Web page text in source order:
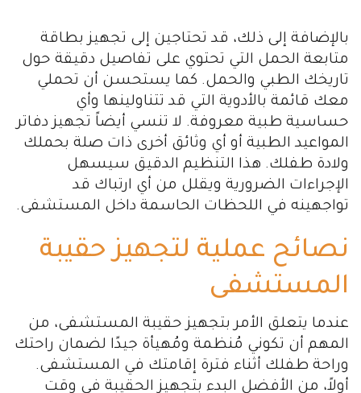
بالإضافة إلى ذلك، قد تحتاجين إلى تجهيز بطاقة
متابعة الحمل التي تحتوي على تفاصيل دقيقة حول
تاريخك الطبي والحمل. كما يستحسن أن تحملي
معك قائمة بالأدوية التي قد تتناولينها وأي
حساسية طبية معروفة. لا تنسي أيضاً تجهيز دفاتر
المواعيد الطبية أو أي وثائق أخرى ذات صلة بحملك
ولادة طفلك. هذا التنظيم الدقيق سيسهل
الإجراءات الضرورية ويقلل من أي ارتباك قد
تواجهينه في اللحظات الحاسمة داخل المستشفى.
نصائح عملية لتجهيز حقيبة
المستشفى
عندما يتعلق الأمر بتجهيز حقيبة المستشفى، من
المهم أن تكوني مُنظمة ومُهيأة جيدًا لضمان راحتك
وراحة طفلك أثناء فترة إقامتك في المستشفى.
أولاً، من الأفضل البدء بتجهيز الحقيبة في وقت